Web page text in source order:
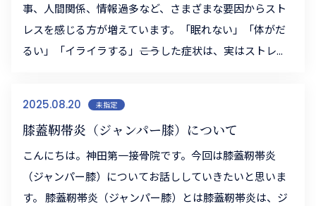
事、人間関係、情報過多など、さまざまな要因からスト
レスを感じる方が増えています。「眠れない」「体がだ
るい」「イライラする」――こうした症状は、実はストレ...
2025.08.20 未指定
膝蓋靭帯炎（ジャンパー膝）について
こんにちは。神田第一接骨院です。今回は膝蓋靭帯炎
（ジャンパー膝）についてお話ししていきたいと思いま
す。 膝蓋靭帯炎（ジャンパー膝）とは膝蓋靭帯炎は、ジ